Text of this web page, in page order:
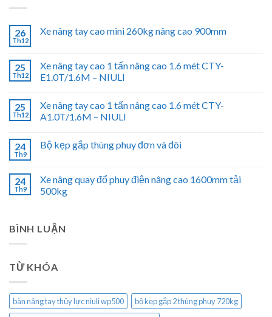
26
Th12
Xe nâng tay cao mini 260kg nâng cao 900mm
25
Th12
Xe nâng tay cao 1 tấn nâng cao 1.6 mét CTY-
E1.0T/1.6M – NIULI
25
Th12
Xe nâng tay cao 1 tấn nâng cao 1.6 mét CTY-
A1.0T/1.6M – NIULI
24
Th9
Bộ kẹp gắp thùng phuy đơn và đôi
24
Th9
Xe nâng quay đổ phuy điện nâng cao 1600mm tải
500kg
BÌNH LUẬN
TỪ KHÓA
bàn nâng tay thủy lực niuli wp500
bộ kẹp gắp 2 thùng phuy 720kg